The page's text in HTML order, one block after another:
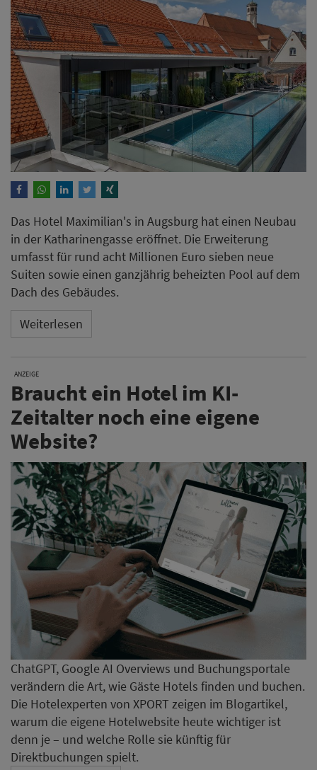
Das Hotel Maximilian's in Augsburg hat einen Neubau
in der Katharinengasse eröffnet. Die Erweiterung
umfasst für rund acht Millionen Euro sieben neue
Suiten sowie einen ganzjährig beheizten Pool auf dem
Dach des Gebäudes.
Weiterlesen
ANZEIGE
Braucht ein Hotel im KI-
Zeitalter noch eine eigene
Website?
ChatGPT, Google AI Overviews und Buchungsportale
verändern die Art, wie Gäste Hotels finden und buchen.
Die Hotelexperten von XPORT zeigen im Blogartikel,
warum die eigene Hotelwebsite heute wichtiger ist
denn je – und welche Rolle sie künftig für
Direktbuchungen spielt.